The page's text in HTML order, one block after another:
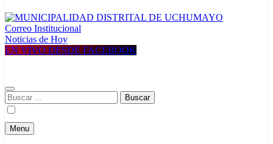
MUNICIPALIDAD DISTRITAL DE UCHUMAYO
Construyendo una nueva Historia
Correo Institucional
Noticias de Hoy
EN VIVO DESDE FACEBOOK
Buscar:
Menu